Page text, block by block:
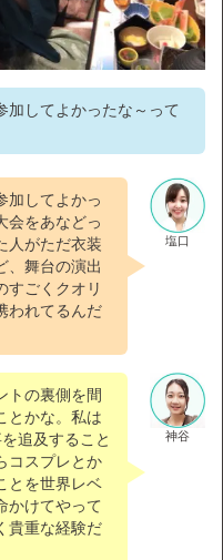
加してよかったな～って
塩口
加してよかっ
会をあなどっ
人がただ衣装
、舞台の演出
すごくクオリ
われてるんだ
神谷
トの裏側を間
とかな。私は
追及すること
コスプレとか
とを世界レベ
かけてやって
貴重な経験だ